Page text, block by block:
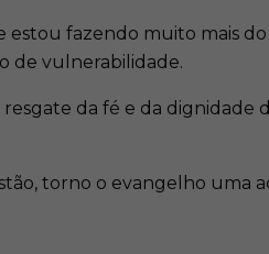
estou fazendo muito mais
de vulnerabilidade.
resgate da fé e da dignidade
torno o evangelho uma